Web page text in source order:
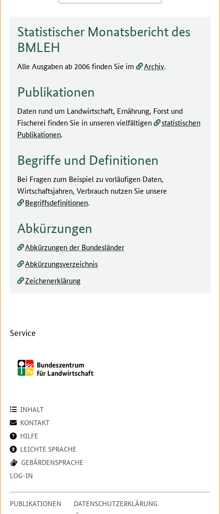
Statistischer Monatsbericht des
BMLEH
Alle Ausgaben ab 2006 finden Sie im Archiv.
Publikationen
Daten rund um Landwirtschaft, Ernährung, Forst und
Fischerei finden Sie in unseren vielfältigen
statistischen
Publikationen.
Begriffe und Definitionen
Bei Fragen zum Beispiel zu vorläufigen Daten,
Wirtschaftsjahren, Verbrauch nutzen Sie unsere
Begriffsdefinitionen.
Abkürzungen
Abkürzungen der Bundesländer
Abkürzungsverzeichnis
Zeichenerklärung
Service
INHALT
KONTAKT
HILFE
LEICHTE SPRACHE
GEBÄRDENSPRACHE
LOG-IN
PUBLIKATIONEN
DATENSCHUTZERKLÄRUNG